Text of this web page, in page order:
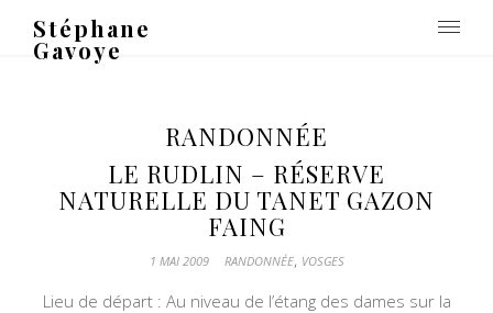
Stéphane
Gavoye
RANDONNÉE
LE RUDLIN – RÉSERVE
NATURELLE DU TANET GAZON
FAING
1 MAI 2009 RANDONNÉE, VOSGES
Lieu de départ : Au niveau de l’étang des dames sur la